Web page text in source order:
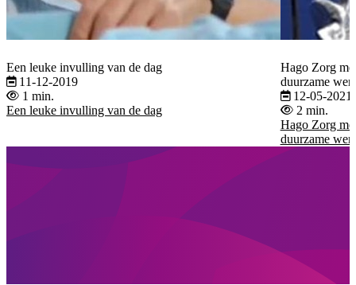
Een leuke invulling van de dag
11-12-2019
1 min.
Een leuke invulling van de dag
Hago Zorg
duurzame
12-05-2021
2 min.
Hago Zorg
duurzame